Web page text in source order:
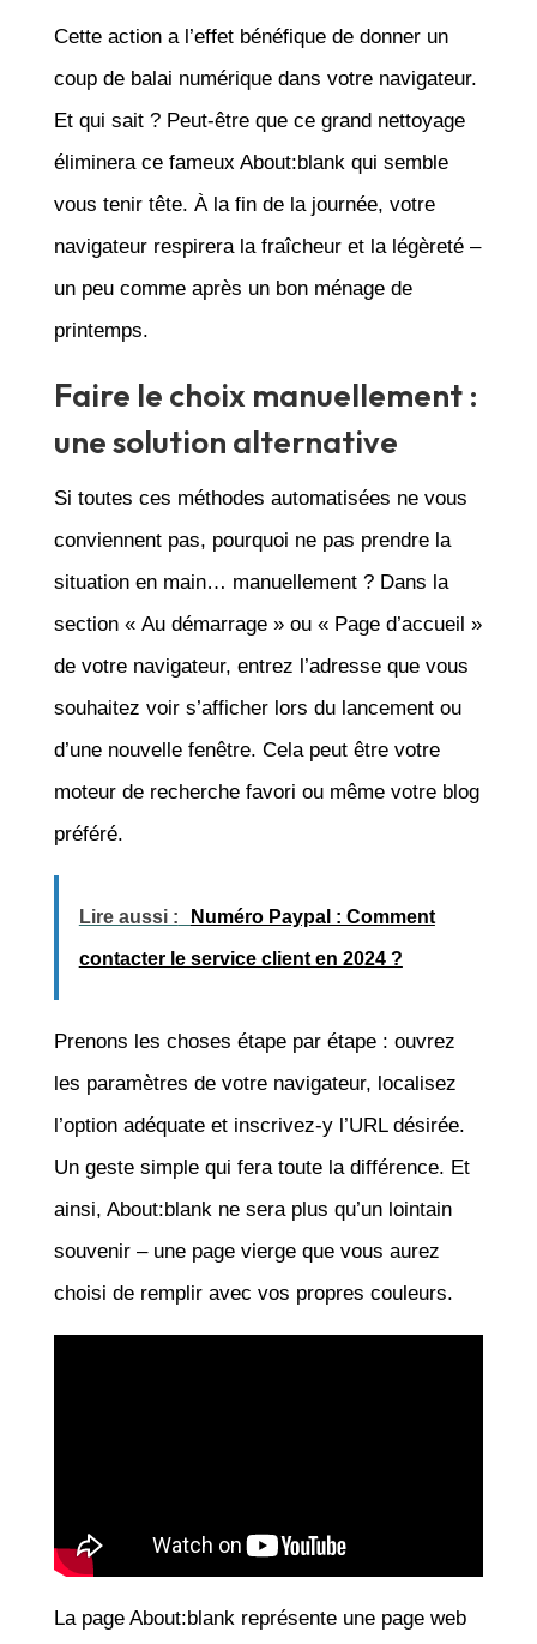
Cette action a l’effet bénéfique de donner un
coup de balai numérique dans votre navigateur.
Et qui sait ? Peut-être que ce grand nettoyage
éliminera ce fameux About:blank qui semble
vous tenir tête. À la fin de la journée, votre
navigateur respirera la fraîcheur et la légèreté –
un peu comme après un bon ménage de
printemps.
Faire le choix manuellement :
une solution alternative
Si toutes ces méthodes automatisées ne vous
conviennent pas, pourquoi ne pas prendre la
situation en main… manuellement ? Dans la
section « Au démarrage » ou « Page d’accueil »
de votre navigateur, entrez l’adresse que vous
souhaitez voir s’afficher lors du lancement ou
d’une nouvelle fenêtre. Cela peut être votre
moteur de recherche favori ou même votre blog
préféré.
Lire aussi : Numéro Paypal : Comment
contacter le service client en 2024 ?
Prenons les choses étape par étape : ouvrez
les paramètres de votre navigateur, localisez
l’option adéquate et inscrivez-y l’URL désirée.
Un geste simple qui fera toute la différence. Et
ainsi, About:blank ne sera plus qu’un lointain
souvenir – une page vierge que vous aurez
choisi de remplir avec vos propres couleurs.
La page About:blank représente une page web